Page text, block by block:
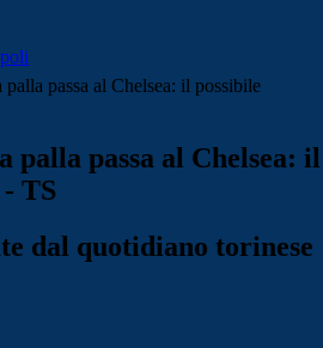
passa al Chelsea: il possibile
palla passa al Chelsea: il
TS
dal quotidiano torinese